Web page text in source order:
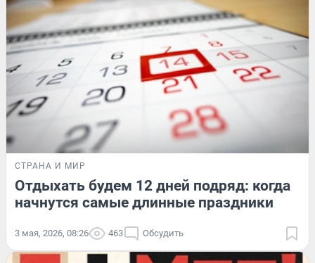
СТРАНА И МИР
Отдыхать будем 12 дней подряд: когда
начнутся самые длинные праздники
3 мая, 2026, 08:26 463 Обсудить